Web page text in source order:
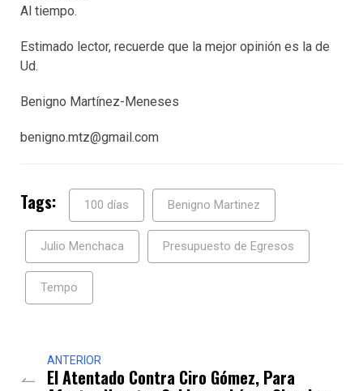
Al tiempo.
Estimado lector, recuerde que la mejor opinión es la de
Ud.
Benigno Martínez-Meneses
benigno.mtz@gmail.com
Tags: 100 días Benigno Martinez
Julio Menchaca Presupuesto de Egresos
Tempo
ANTERIOR
El Atentado Contra Ciro Gómez, Para